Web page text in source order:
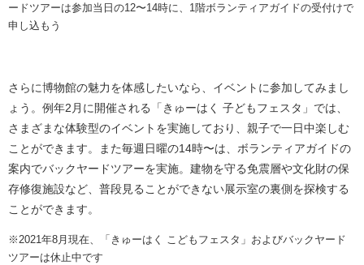
ードツアーは参加当日の12〜14時に、1階ボランティアガイドの受付けで
申し込もう​
さらに博物館の魅力を体感したいなら、イベントに参加してみまし
ょう。例年2月に開催される「きゅーはく 子どもフェスタ」では、
さまざまな体験型のイベントを実施しており、親子で一日中楽しむ
ことができます。また毎週日曜の14時〜は、ボランティアガイドの
案内でバックヤードツアーを実施。建物を守る免震層や文化財の保
存修復施設など、普段見ることができない展示室の裏側を探検する
ことができます。
※2021年8月現在、「きゅーはく こどもフェスタ」およびバックヤード
ツアーは休止中です